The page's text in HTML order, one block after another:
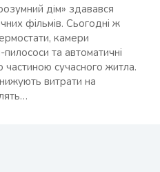
дім» здавався
фільмів. Сьогодні ж
камери
та автоматичні
частиною сучасного житла.
витрати на